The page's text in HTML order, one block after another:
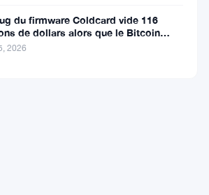
du firmware Coldcard vide 116
de dollars alors que le Bitcoin
proche de 64 000 $
2026